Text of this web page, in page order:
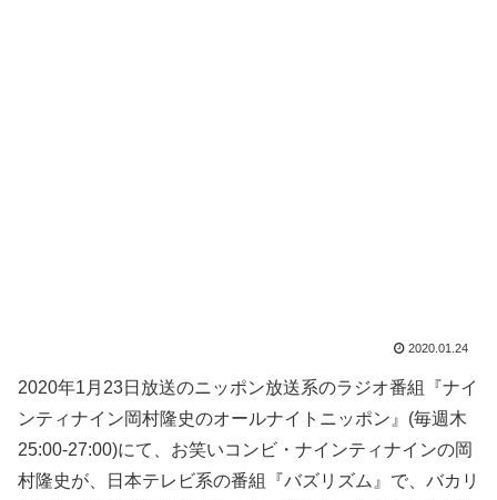
2020.01.24
2020年1月23日放送のニッポン放送系のラジオ番組『ナイ
ンティナイン岡村隆史のオールナイトニッポン』(毎週木
25:00-27:00)にて、お笑いコンビ・ナインティナインの岡
村隆史が、日本テレビ系の番組『バズリズム』で、バカリ